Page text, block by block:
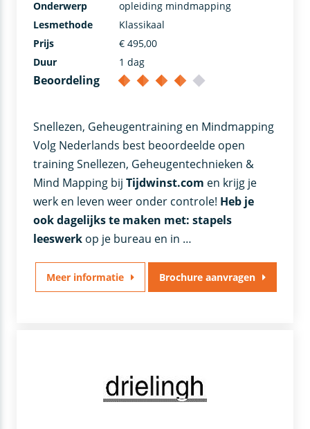
Snellezen, Geheugentraining en Mindmapping
Volg Nederlands best beoordeelde open
training Snellezen, Geheugentechnieken &
Mind Mapping bijTijdwinst.com en krijg je
werk en leven weer onder controle! Heb je
ook dagelijks te maken met: stapels
leeswerk op je bureau en in …
Onderwerp
opleiding mindmapping
Lesmethode
Klassikaal
Prijs
€ 495,00
Duur
1 dag
Beoordeling
Meer informatie Brochure aanvragen